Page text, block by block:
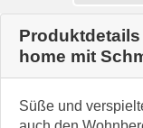
home mit
Süße und